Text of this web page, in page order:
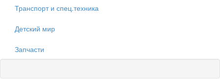
Транспорт и спец.техника
Детский мир
Запчасти